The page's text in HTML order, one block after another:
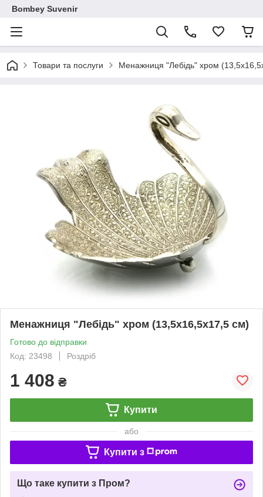
Bombey Suvenir
Товари та послуги Менажниця "Лебідь" хром
Менажниця "Лебідь" хром (13,5х16,5х17,5 см)
Готово до відправки
Код: 23498
Роздріб
1 408 ₴
Купити
або
Купити з
Що таке купити з Пром?